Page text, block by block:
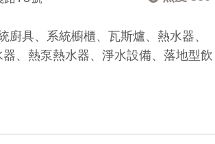
廚具、系統櫥櫃、瓦斯爐、熱水器、
、熱泵熱水器、淨水設備、落地型飲